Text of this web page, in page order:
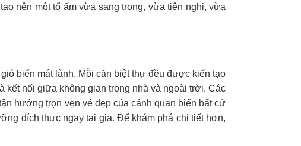
nên một tổ ấm vừa sang trọng, vừa tiện nghi, vừa
biển mát lành. Mỗi căn biệt thự đều được kiến tạo
kết nối giữa không gian trong nhà và ngoài trời. Các
hưởng trọn vẹn vẻ đẹp của cảnh quan biển bất cứ
đích thực ngay tại gia. Để khám phá chi tiết hơn,